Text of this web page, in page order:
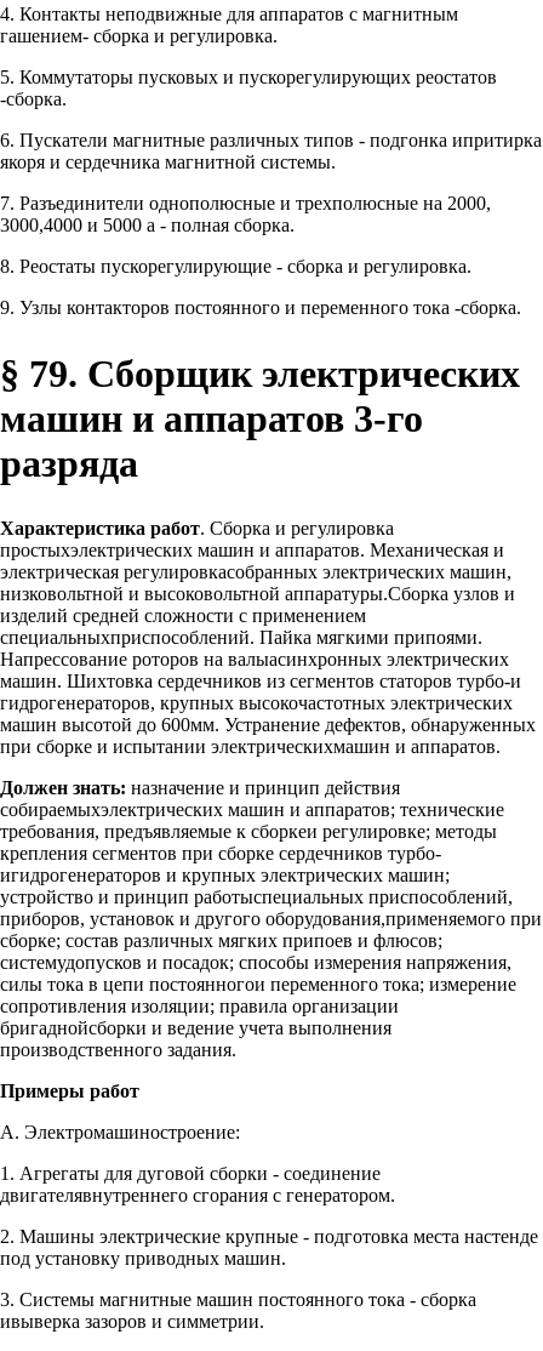
4. Контакты неподвижные для аппаратов с магнитным
гашением- сборка и регулировка.
5. Коммутаторы пусковых и пускорегулирующих реостатов
-сборка.
6. Пускатели магнитные различных типов - подгонка ипритирка
якоря и сердечника магнитной системы.
7. Разъединители однополюсные и трехполюсные на 2000,
3000,4000 и 5000 а - полная сборка.
8. Реостаты пускорегулирующие - сборка и регулировка.
9. Узлы контакторов постоянного и переменного тока -сборка.
§ 79. Сборщик электрических
машин и аппаратов 3-го
разряда
Характеристика работ. Сборка и регулировка
простыхэлектрических машин и аппаратов. Механическая и
электрическая регулировкасобранных электрических машин,
низковольтной и высоковольтной аппаратуры.Сборка узлов и
изделий средней сложности с применением
специальныхприспособлений. Пайка мягкими припоями.
Напрессование роторов на валыасинхронных электрических
машин. Шихтовка сердечников из сегментов статоров турбо-и
гидрогенераторов, крупных высокочастотных электрических
машин высотой до 600мм. Устранение дефектов, обнаруженных
при сборке и испытании электрическихмашин и аппаратов.
Должен знать: назначение и принцип действия
собираемыхэлектрических машин и аппаратов; технические
требования, предъявляемые к сборкеи регулировке; методы
крепления сегментов при сборке сердечников турбо-
игидрогенераторов и крупных электрических машин;
устройство и принцип работыспециальных приспособлений,
приборов, установок и другого оборудования,применяемого при
сборке; состав различных мягких припоев и флюсов;
системудопусков и посадок; способы измерения напряжения,
силы тока в цепи постоянногои переменного тока; измерение
сопротивления изоляции; правила организации
бригаднойсборки и ведение учета выполнения
производственного задания.
Примеры работ
А. Электромашиностроение:
1. Агрегаты для дуговой сборки - соединение
двигателявнутреннего сгорания с генератором.
2. Машины электрические крупные - подготовка места настенде
под установку приводных машин.
3. Системы магнитные машин постоянного тока - сборка
ивыверка зазоров и симметрии.